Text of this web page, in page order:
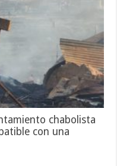
chabolista
con una